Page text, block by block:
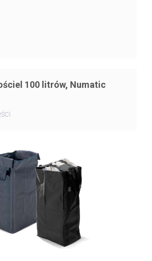
100 litrów, Numatic